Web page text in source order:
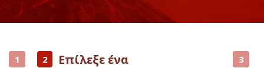
1 2
Επίλεξε ένα
3